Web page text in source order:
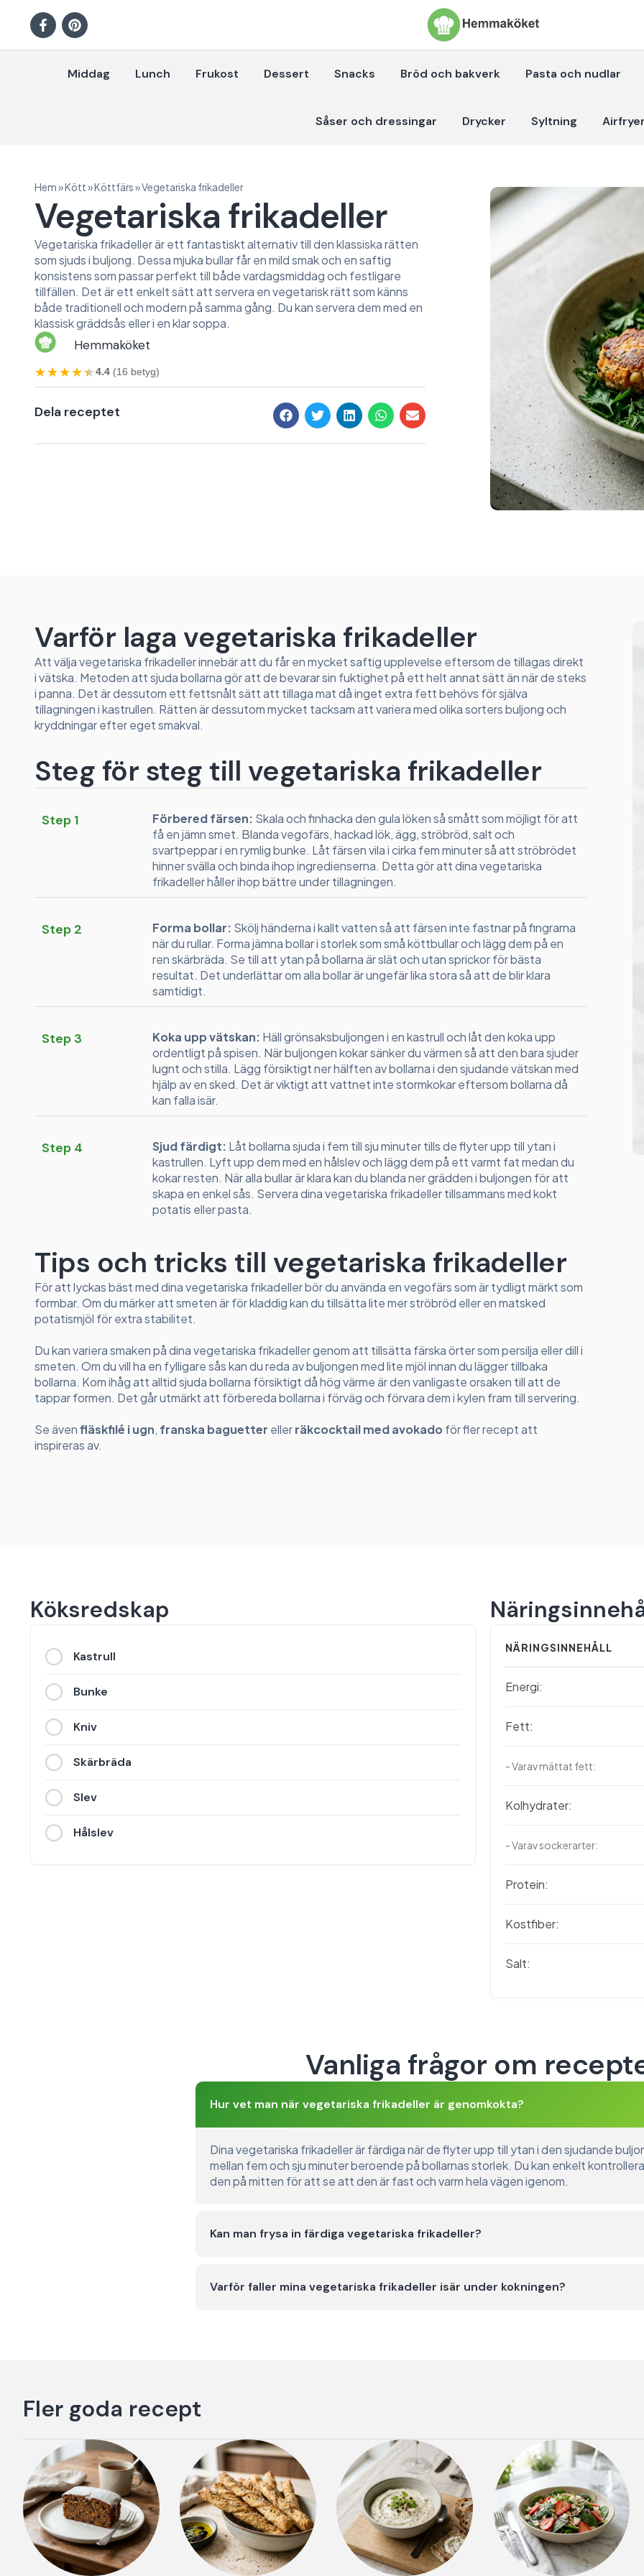
Middag Lunch Frukost Dessert Snacks Bröd och bakverk Pasta och nudlar
Såser och dressingar Drycker Syltning
Hem»Kött»Köttfärs»Vegetariska frikadeller
Vegetariska frikadeller
Vegetariska frikadeller är ett fantastiskt alternativ till den klassiska rätten
som sjuds i buljong. Dessa mjuka bullar får en mild smak och en saftig
konsistens som passar perfekt till både vardagsmiddag och festligare
tillfällen. Det är ett enkelt sätt att servera en vegetarisk rätt som känns
både traditionell och modern på samma gång. Du kan servera dem med en
klassisk gräddsås eller i en klar soppa.
Hemmaköket
★★★★★
★★★★★4.4 (16 betyg)
Dela receptet
Varför laga vegetariska frikadeller
Att välja vegetariska frikadeller innebär att du får en mycket saftig upplevelse eftersom de tillagas direkt
i vätska. Metoden att sjuda bollarna gör att de bevarar sin fuktighet på ett helt annat sätt än när de steks
i panna. Det är dessutom ett fettsnålt sätt att tillaga mat då inget extra fett behövs för själva
tillagningen i kastrullen. Rätten är dessutom mycket tacksam att variera med olika sorters buljong och
kryddningar efter eget smakval.
Steg för steg till vegetariska frikadeller
Step 1 Förbered färsen: Skala och finhacka den gula löken så smått som möjligt för att
få en jämn smet. Blanda vegofärs, hackad lök, ägg, ströbröd, salt och
svartpeppar i en rymlig bunke. Låt färsen vila i cirka fem minuter så att ströbrödet
hinner svälla och binda ihop ingredienserna. Detta gör att dina vegetariska
frikadeller håller ihop bättre under tillagningen.
Step 2 Forma bollar: Skölj händerna i kallt vatten så att färsen inte fastnar på fingrarna
när du rullar. Forma jämna bollar i storlek som små köttbullar och lägg dem på en
ren skärbräda. Se till att ytan på bollarna är slät och utan sprickor för bästa
resultat. Det underlättar om alla bollar är ungefär lika stora så att de blir klara
samtidigt.
Step 3 Koka upp vätskan: Häll grönsaksbuljongen i en kastrull och låt den koka upp
ordentligt på spisen. När buljongen kokar sänker du värmen så att den bara sjuder
lugnt och stilla. Lägg försiktigt ner hälften av bollarna i den sjudande vätskan med
hjälp av en sked. Det är viktigt att vattnet inte stormkokar eftersom bollarna då
kan falla isär.
Step 4 Sjud färdigt: Låt bollarna sjuda i fem till sju minuter tills de flyter upp till ytan i
kastrullen. Lyft upp dem med en hålslev och lägg dem på ett varmt fat medan du
kokar resten. När alla bullar är klara kan du blanda ner grädden i buljongen för att
skapa en enkel sås. Servera dina vegetariska frikadeller tillsammans med kokt
potatis eller pasta.
Tips och tricks till vegetariska frikadeller
För att lyckas bäst med dina vegetariska frikadeller bör du använda en vegofärs som är tydligt märkt som
formbar. Om du märker att smeten är för kladdig kan du tillsätta lite mer ströbröd eller en matsked
potatismjöl för extra stabilitet.
Du kan variera smaken på dina vegetariska frikadeller genom att tillsätta färska örter som persilja eller dill i
smeten. Om du vill ha en fylligare sås kan du reda av buljongen med lite mjöl innan du lägger tillbaka
bollarna. Kom ihåg att alltid sjuda bollarna försiktigt då hög värme är den vanligaste orsaken till att de
tappar formen. Det går utmärkt att förbereda bollarna i förväg och förvara dem i kylen fram till servering.
Se ävenfläskfilé i ugn, franska baguetter ellerräkcocktail med avokadoför fler recept att
inspireras av.
Köksredskap
Kastrull
Bunke
Kniv
Skärbräda
Slev
Hålslev
NÄRINGSINNEHÅLL
Energi:
Fett:
- Varav mättat fett:
Kolhydrater:
- Varav sockerarter:
Protein:
Kostfiber:
Salt:
Vanliga frågor om
Hur vet man när vegetariska frikadeller är genomkokta?
Dina vegetariska frikadeller är färdiga när de flyter upp till ytan i den sjudande
mellan fem och sju minuter beroende på bollarnas storlek. Du kan enkelt
den på mitten för att se att den är fast och varm hela vägen igenom.
Kan man frysa in färdiga vegetariska frikadeller?
Varför faller mina vegetariska frikadeller isär under kokningen?
Fler goda recept